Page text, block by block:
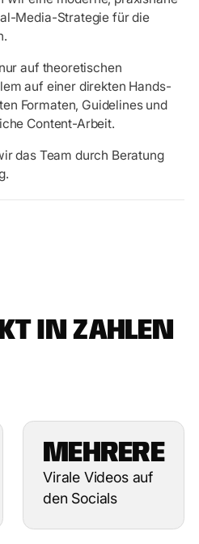
Media-Strategie für die
auf theoretischen
auf einer direkten Hands-
Formaten, Guidelines und
Content-Arbeit.
das Team durch Beratung
MEHRERE
Virale Videos auf
den Socials
T IN ZAHLEN